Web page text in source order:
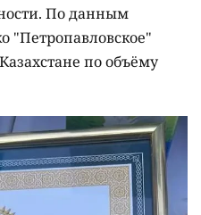
По данным
"Петропавловское"
по объёму